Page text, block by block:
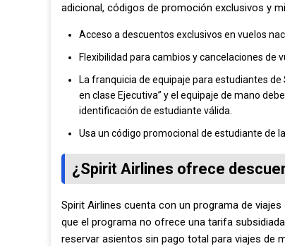
adicional, códigos de promoción exclusivos y
Acceso a descuentos exclusivos en vuelos
Flexibilidad para cambios y cancelaciones de
La franquicia de equipaje para estudiantes
en clase Ejecutiva” y el equipaje de mano
identificación de estudiante válida.
Usa un código promocional de estudiante de
¿Spirit Airlines ofrece
Spirit Airlines cuenta con un programa de
que el programa no ofrece una tarifa
reservar asientos sin pago total para viajes de